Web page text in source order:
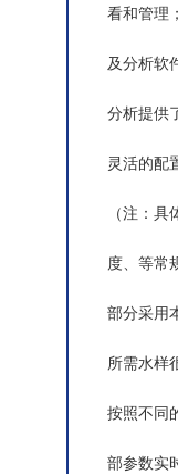
看和管理
及分析软
分析提供
灵活的配
（注：
度、等常
部分采用
所需水样
按照不同
部参数实